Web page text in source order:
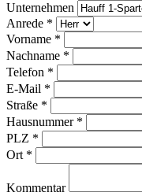
Unternehmen
Anrede *
Vorname *
Nachname *
Telefon *
E-Mail *
Straße *
Hausnummer *
PLZ *
Ort *
Kommentar